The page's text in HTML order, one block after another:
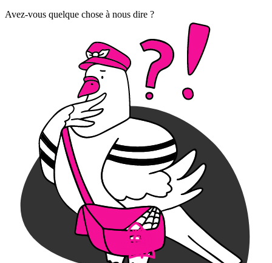
Avez-vous quelque chose à nous dire ?